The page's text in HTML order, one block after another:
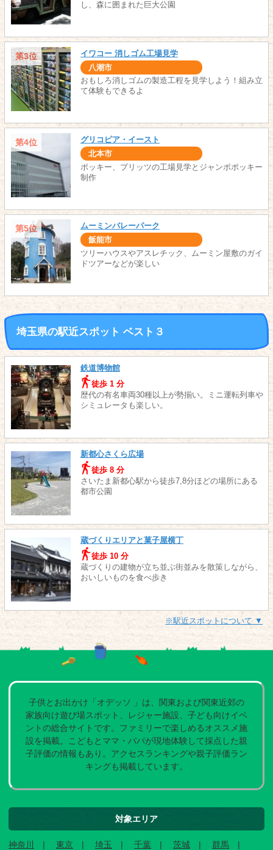
し、森に囲まれた巨大公園
第3位 イワコー 消しゴム工場見学
八潮市
おもしろ消しゴムの製造工程を見学しよう！組み立
て体験もできるよ
第4位 グリコピア・イースト
北本市
ポッキー、プリッツの工場見学とジャンボポッキー
制作
第5位 ムーミンバレーパーク
飯能市
ツリーハウスやアスレチック、ムーミン屋敷のガイ
ドツアーなどが楽しい
埼玉県の駅近スポット ベスト３
鉄道博物館
徒歩 1 分
歴代の有名車両30種以上が勢揃い。ミニ運転列車や
シミュレータも楽しい。
新都心さくら広場
徒歩 8 分
さいたま新都心駅から徒歩7,8分ほどの場所にある
都市公園
蔵づくりエリアと菓子屋横丁
徒歩 10 分
蔵づくりの建物が立ち並ぶ街並みを散策しながら、
おいしいものを食べ歩き
※駅近スポットについて ▼
子供とお出かけ「オデッソ 」は、関東および関東近郊の
家族向け遊び場スポット、レジャー施設、子ども向けイベ
ントの総合サイトです。ファミリーで楽しめるオススメ施
設を掲載。こどもとママ・パパが現地体験して採点した親
子評価の情報もあり。アクセスランキングや親子評価ラン
キングも掲載しています。
対象エリア
神奈川 東京 埼玉 千葉 茨城
群馬